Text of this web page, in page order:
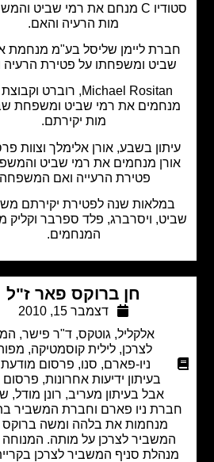
סטודיו C מנחם את רמי שביט והמשפחה על
מות הרעיה והאם.
ליימן שליסל בע"מ מנחמת את רמי
ומשפחתו על פטירת הרעיה והאם.
Michael Rositan, רוברט וקבוצת IDW
את רמי שביט ומשפחת שביט על
מות יקירתם.
בשבע, אורן אלימלך וצוות פרסום גל
מנחמים את רמי שביט והמשפחה על
פטירת הרעייה ואם המשפחה.
שנה לפטירת יקירתם משפחות
ויסרברג, פלד ספרבר וקליק מודות על
המנחמים.
חן ברוקס פאר ז"ל
דצמבר 15, 2010
,גוטקס, ד"ר פישר,המשביר
לילית קוסמטיקה,מפות יגר,
ניו-פארם,סנו,פרסום מודעת אבל
בעיתון ידיעות אחרונות,פרסום מודעת
אבל בעיתון מעריב, רונן מודל,שסטוביץ
ניו פארם וחברת המשביר בתי כלבו
מנחמות את בלהה ומשה ברוקס ואת
לצרכן על מותה. המנוחה היתה
סניף המשביר לצרכן בקריית אונו.